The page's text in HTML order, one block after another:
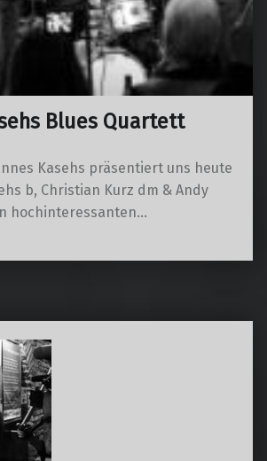
Blues Quartett
Kasehs präsentiert uns heute
b, Christian Kurz dm & Andy
hochinteressanten…